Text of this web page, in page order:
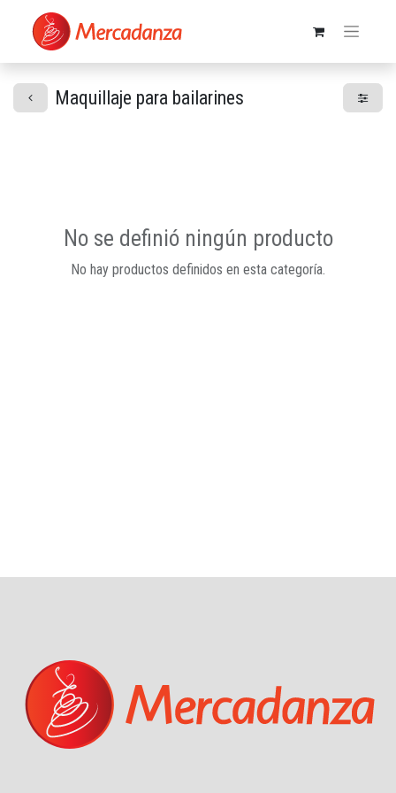
Maquillaje para bailarines
No se definió ningún producto
No hay productos definidos en esta categoría.